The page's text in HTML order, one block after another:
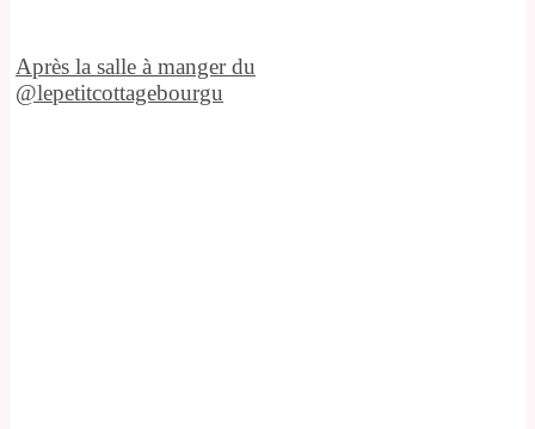
Après la salle à manger du
@lepetitcottagebourgu